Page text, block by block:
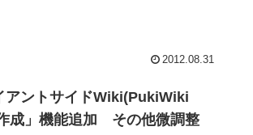
2012.08.31
アントサイドWiki(PukiWiki
」機能追加 その他微調整